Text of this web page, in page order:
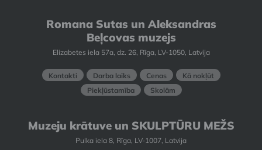
Romana Sutas un Aleksandras
Beļcovas muzejs
Elizabetes iela 57a, dz. 26, Rīga, LV-1050, Latvija
Kontakti Darba laiks Cenas
Kā nokļūt
Piekļūstamība
Skolām
Muzeju krātuve un SKULPTŪRU MEŽS
Pulka iela 8, Rīga, LV-1007, Latvija